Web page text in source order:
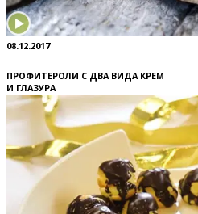
08.12.2017
ПРОФИТЕРОЛИ С ДВА ВИДА КРЕМ
И ГЛАЗУРА